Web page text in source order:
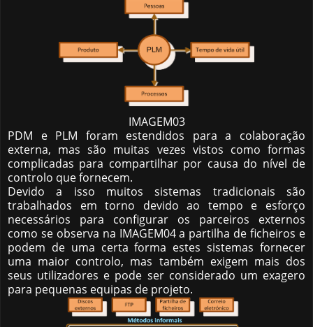
IMAGEM03
PDM e PLM foram estendidos para a colaboração
externa, mas são muitas vezes vistos como formas
complicadas para compartilhar por causa do nível de
controlo que fornecem.
Devido a isso muitos sistemas tradicionais são
trabalhados em torno devido ao tempo e esforço
necessários para configurar os parceiros externos
como se observa na IMAGEM04 a partilha de ficheiros e
podem de uma certa forma estes sistemas fornecer
uma maior controlo, mas também exigem mais dos
seus utilizadores e pode ser considerado um exagero
para pequenas equipas de projeto.